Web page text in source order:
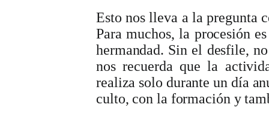
Esto nos lleva a la pregunta
Para muchos, la procesión
hermandad. Sin el desfile,
nos recuerda que la
realiza solo durante un día
culto, con la formación y